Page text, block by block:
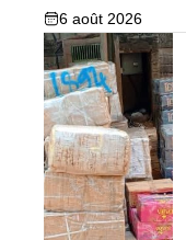
6 août 2026